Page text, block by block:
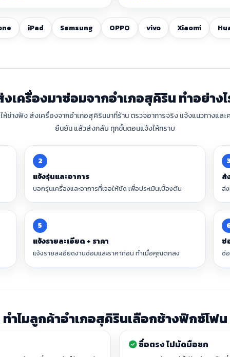
iPad Samsung OPPO vivo Xiaomi
เครื่องมาซ่อมจากอำเภอสุคิริน ทำอย่าง
ให้ช่างฟัง ส่งเครื่องจากอำเภอสุคิรินมาที่ร้าน ตรวจอาการจริง แจ้งแนวทางแล
ยืนยัน แล้วส่งกลับ ทุกขั้นตอนแจ้งให้ทราบ
2
แจ้งรุ่นและอาการ
บอกรุ่นเครื่องและอาการที่เจอให้ชัด เพื่อประเมินเบื้องต้น
ส่
ส่
5
แจ้งรายละเอียด + ราคา
แจ้งรายละเอียดงานซ่อมและราคาก่อน ทำเมื่อคุณตกลง
ซ่
ซ่
ทำไมลูกค้าอำเภอสุคิรินเลือกช้างฟิกซ์โฟน
ซื่อตรง ไม่มัดมือชก